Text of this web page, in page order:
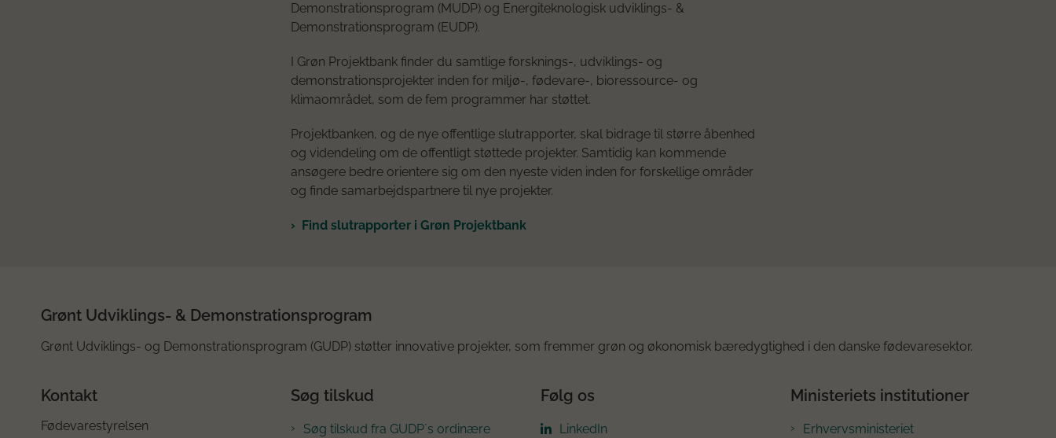
Demonstrationsprogram (MUDP) og Energiteknologisk udviklings- &
Demonstrationsprogram (EUDP).
I Grøn Projektbank finder du samtlige forsknings-, udviklings- og
demonstrationsprojekter inden for miljø-, fødevare-, bioressource- og
klimaområdet, som de fem programmer har støttet.
Projektbanken, og de nye offentlige slutrapporter, skal bidrage til større åbenhed
og videndeling om de offentligt støttede projekter. Samtidig kan kommende
ansøgere bedre orientere sig om den nyeste viden inden for forskellige områder
og finde samarbejdspartnere til nye projekter.
Find slutrapporter i Grøn Projektbank
Grønt Udviklings- & Demonstrationsprogram
Grønt Udviklings- og Demonstrationsprogram (GUDP) støtter innovative projekter, som fremmer grøn og økonomisk bæredygtighed i den danske fødevaresektor.
Kontakt
Fødevarestyrelsen
Søg tilskud
Søg tilskud fra GUDP´s ordinære
Følg os
LinkedIn
Ministeriets institutioner
Erhvervsministeriet